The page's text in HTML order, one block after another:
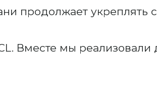
продолжает укреплять
Вместе мы реализовали